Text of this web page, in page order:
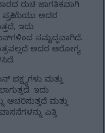
ರುಚಿ ಜಾಗತಿಕವಾಗಿ
ಪ್ರಕ್ರಿಯೆಯು ಅದರ
ಇದು
ಸಮೃದ್ಧವಾಗಿದೆ.
ಅದರ ಆರೋಗ್ಯ
ಭಕ್ಷ್ಯಗಳು ಮತ್ತು
ಇದು
ಆಚರಿಸುತ್ತದೆ ಮತ್ತು
ಎತ್ತಿ